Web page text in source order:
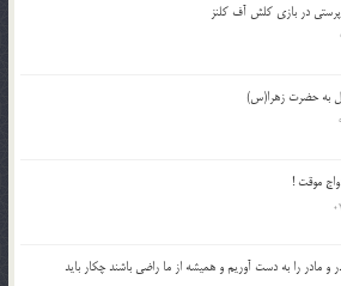
در بازی کلش آف کلنز
به حضرت زهرا(س)
موقت !
و مادر را به دست آوريم و هميشه از ما راضي باشند چكار بايد